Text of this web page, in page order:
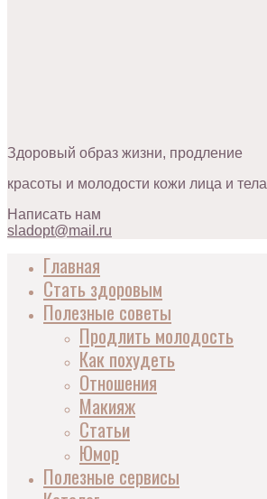
Здоровый образ жизни, продление
красоты и молодости кожи лица и тела
Написать нам
sladopt@mail.ru
Главная
Стать здоровым
Полезные советы
Продлить молодость
Как похудеть
Отношения
Макияж
Статьи
Юмор
Полезные сервисы